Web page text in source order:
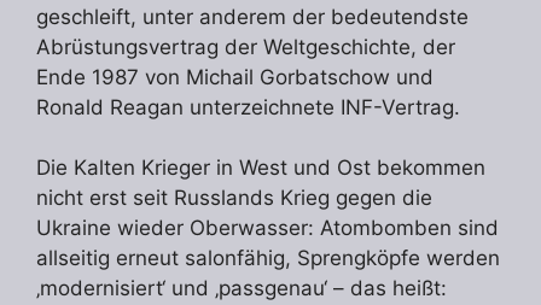
geschleift, unter anderem der bedeutendste
Abrüstungsvertrag der Weltgeschichte, der
Ende 1987 von Michail Gorbatschow und
Ronald Reagan unterzeichnete INF-Vertrag.
Die Kalten Krieger in West und Ost bekommen
nicht erst seit Russlands Krieg gegen die
Ukraine wieder Oberwasser: Atombomben sind
allseitig erneut salonfähig, Sprengköpfe werden
‚modernisiert‘ und ‚passgenau‘ – das heißt: